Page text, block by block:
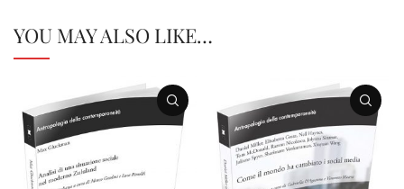
YOU MAY ALSO LIKE…